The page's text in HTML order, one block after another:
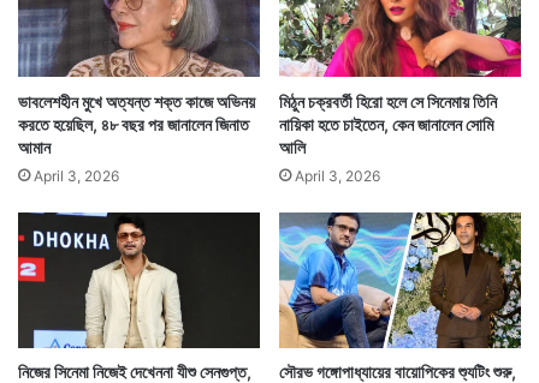
নিকোলাস কেজ নিজেই তাঁর ছোটবেলার সেকথা ভাগ করে নিয়েছেন
সবার সঙ্গে। তিনি যে নিজেকে ভিনগ্রহের জীব ভাবতেন সে কথাও
ভাবলেশহীন মুখে অত্যন্ত শক্ত কাজে অভিনয়
করতে হয়েছিল, ৪৮ বছর পর জানালেন জিনাত
আমান
April 3, 2026
মিঠুন চক্রবর্তী হিরো হলে সে সিনেমায় তিনি
নায়িকা হতে চাইতেন, কেন জানালেন সোমি
আলি
April 3, 2026
নিজের সিনেমা নিজেই দেখেননা যীশু সেনগুপ্ত,
সৌরভ গঙ্গোপাধ্যায়ের বায়োপিকের শ্যুটিং শুরু,